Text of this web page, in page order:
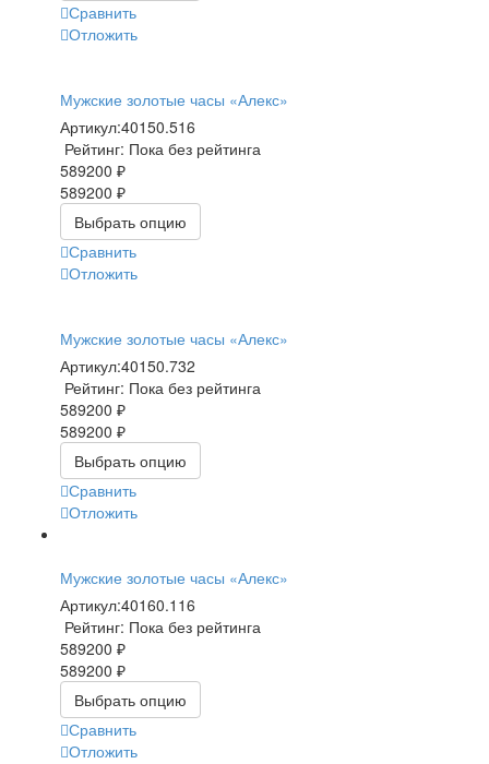
Сравнить
Отложить
Мужские золотые часы «Алекс»
Артикул:40150.516
Рейтинг: Пока без рейтинга
589200 ₽
589200 ₽
Выбрать опцию
Сравнить
Отложить
Мужские золотые часы «Алекс»
Артикул:40150.732
Рейтинг: Пока без рейтинга
589200 ₽
589200 ₽
Выбрать опцию
Сравнить
Отложить
Мужские золотые часы «Алекс»
Артикул:40160.116
Рейтинг: Пока без рейтинга
589200 ₽
589200 ₽
Выбрать опцию
Сравнить
Отложить